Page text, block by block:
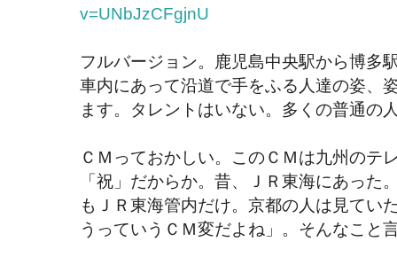
v=UNbJzCFgjnU
フルバージョン。鹿児島中央駅から博多
車内にあって沿道で手をふる人達の姿、
ます。タレントはいない。多くの普通の
ＣＭっておかしい。このＣＭは九州のテ
「祝」だからか。昔、ＪＲ東海にあっ
もＪＲ東海管内だけ。京都の人は見てい
うっていうＣＭ変だよね」。そんなこと